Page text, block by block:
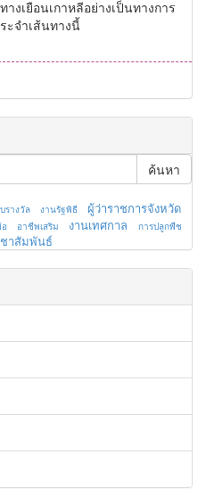
งเยือนเกาหลีอย่างเป็นทางการ
ะจำเส้นทางนี้
ค้นหา
รางวัล งานรัฐพิธี ผู้ว่าราชการจังหวัด
อาชีพเสริม งานเทศกาล การปลูกพืช
าสัมพันธ์